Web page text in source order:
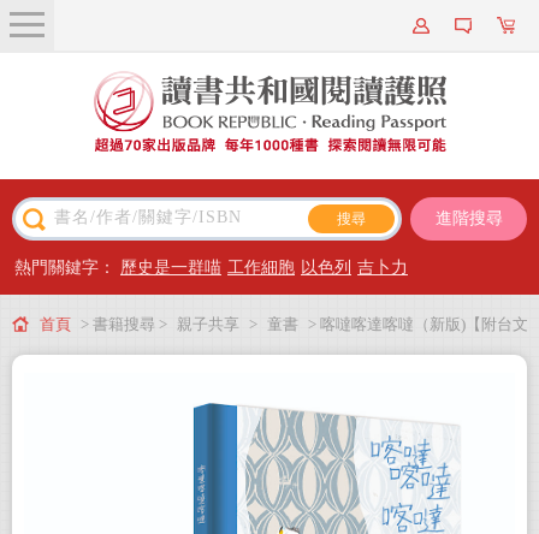
關於我們
近期新書
主題閱讀
出版專區
會員專屬
進階搜尋
熱門關鍵字： 歷史是一群喵 工作細胞 以色列 吉卜力
首頁 > 書籍搜尋 > 親子共享 > 童書 > 喀噠喀達喀噠（新版)【附台文